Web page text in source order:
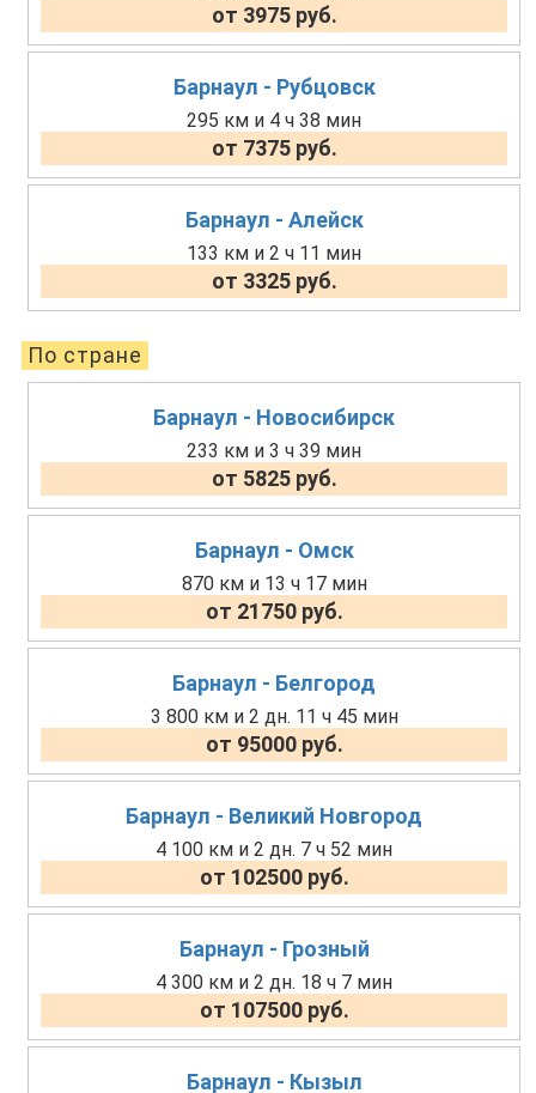
от 3975 руб.
Барнаул - Рубцовск
295 км и 4 ч 38 мин
от 7375 руб.
Барнаул - Алейск
133 км и 2 ч 11 мин
от 3325 руб.
По стране
Барнаул - Новосибирск
233 км и 3 ч 39 мин
от 5825 руб.
Барнаул - Омск
870 км и 13 ч 17 мин
от 21750 руб.
Барнаул - Белгород
3 800 км и 2 дн. 11 ч 45 мин
от 95000 руб.
Барнаул - Великий Новгород
4 100 км и 2 дн. 7 ч 52 мин
от 102500 руб.
Барнаул - Грозный
4 300 км и 2 дн. 18 ч 7 мин
от 107500 руб.
Барнаул - Кызыл